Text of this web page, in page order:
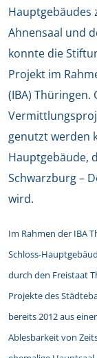
Hauptgebäudes
Ahnensaal und
konnte die
Projekt im
(IBA) Thüringen.
genutzt werden
Hauptgebäude,
Schwarzburg –
wird.
Im Rahmen der IBA
Schloss-
durch den Freistaat
Projekte des
bereits 2012 aus
Ablesbarkeit von